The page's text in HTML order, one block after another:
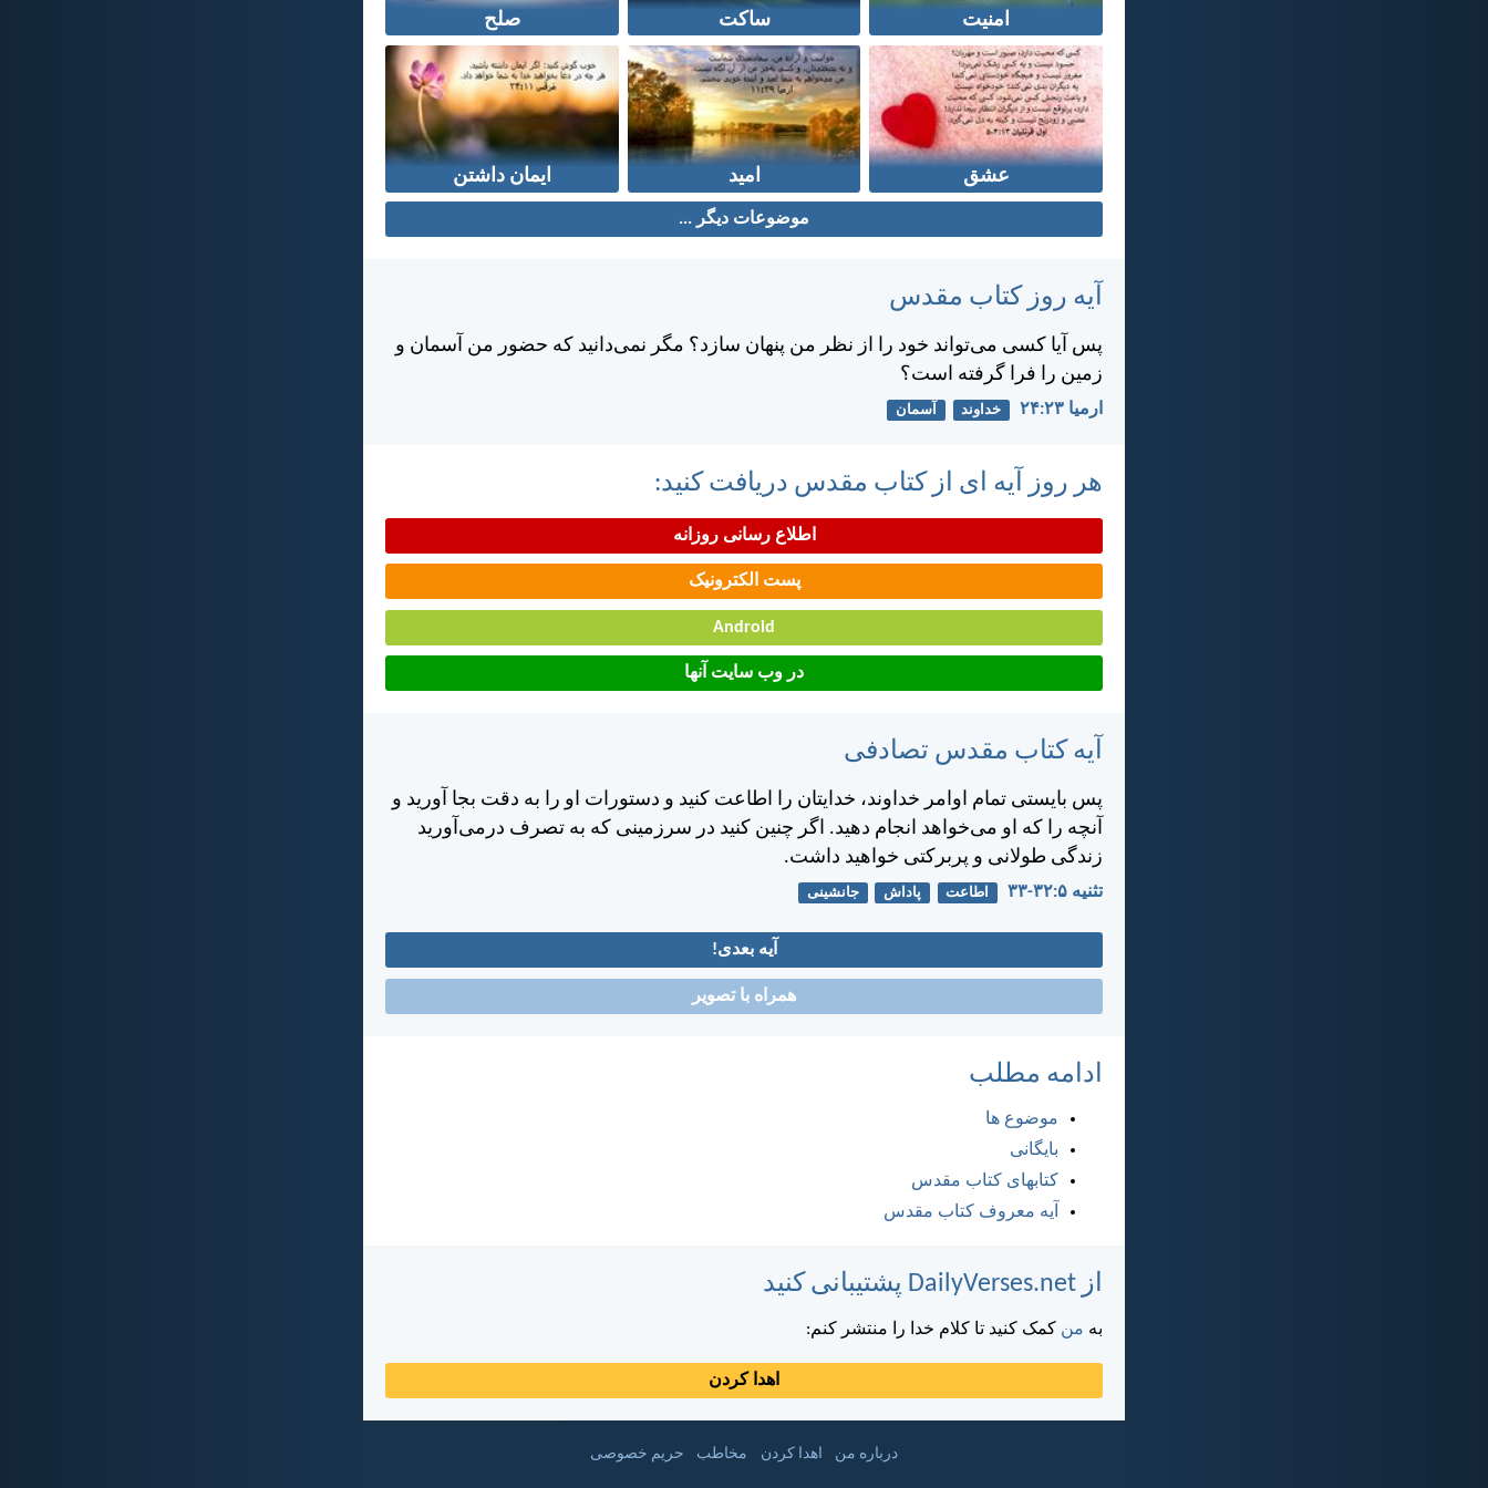
امنیت ساکت صلح
عشق امید ایمان داشتن
موضوعات دیگر ...
آیه روز کتاب مقدس
پس آيا كسی می‌تواند خود را از نظر من پنهان سازد؟ مگر نمی‌دانيد كه حضور من آسمان و
زمين را فرا گرفته است؟
ارميا ۲۳:‏۲۴ خداوند آسمان
هر روز آیه ای از کتاب مقدس دریافت کنید:
اطلاع رسانی روزانه
پست الکترونیک
Android
در وب سایت آنها
آیه کتاب مقدس تصادفی
پس بايستی تمام اوامر خداوند، خدايتان را اطاعت كنيد و دستورات او را به دقت بجا آوريد و
آنچه را كه او می‌خواهد انجام دهيد. اگر چنين كنيد در سرزمينی كه به تصرف درمی‌آوريد
زندگی طولانی و پربركتی خواهيد داشت.
تثنيه ۵:‏۳۲-‏۳۳ اطاعت پاداش جانشینی
آیه بعدی!
همراه با تصویر
ادامه مطلب
موضوع ها
بایگانی
کتابهای کتاب مقدس
آیه معروف کتاب مقدس
از DailyVerses.net پشتیبانی کنید
به من کمک کنید تا کلام خدا را منتشر کنم:
اهدا کردن
درباره من اهدا کردن مخاطب حریم خصوصی